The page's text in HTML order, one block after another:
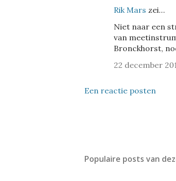
Rik Mars zei…
Niet naar een
van
Bronckhorst,
22 december
Een reactie posten
Populaire posts van